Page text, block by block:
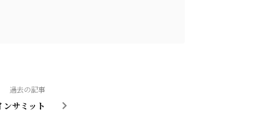
過去の記事
ンサミット